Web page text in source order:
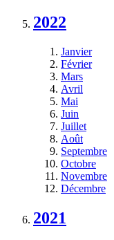
2022
Janvier
Février
Mars
Avril
Mai
Juin
Juillet
Août
Septembre
Octobre
Novembre
Décembre
2021